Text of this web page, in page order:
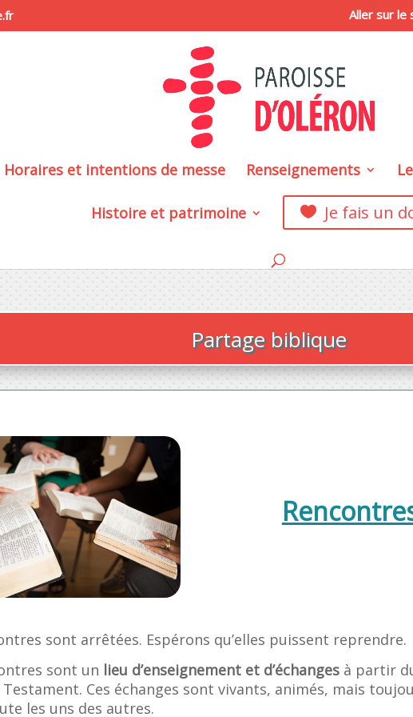
Aller sur le
Horaires et intentions de messe Renseignements
Histoire et patrimoine  Je fais un
Partage biblique
sont arrêtées. Espérons qu’elles puissent reprendre.
sont un lieu d’enseignement et d’échangesà partir
Testament. Ces échanges sont vivants, animés, mais
les uns des autres.